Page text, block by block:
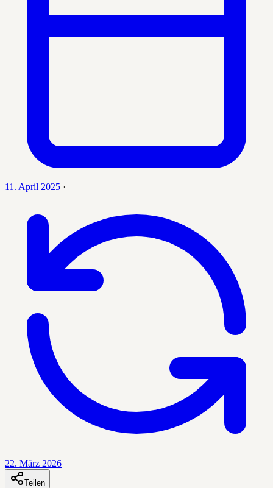
11. April 2025 ·
22. März 2026
Teilen